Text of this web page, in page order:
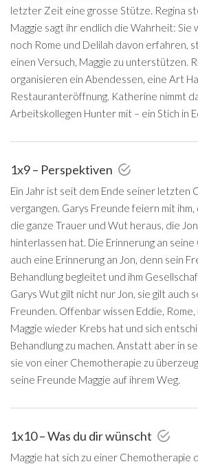
letzter Zeit eine grosse Stütze. Regina
Maggie sagt ihr endlich die Wahrheit: Sie
noch Rome und Delilah davon erfahren,
einen Versuch, Maggie zu unterstützen.
organisieren ein Abendessen, eine Art
Restauranteröffnung. Katherine nimmt
Arbeitskollegen Hunter mit – ein Stich in
1x9 – Perspektiven
Ein Jahr ist seit dem Ende seiner letzten
vergangen. Garys Freunde feiern mit ihm,
die ganze Trauer und Wut heraus, die
hinterlassen hat. Die Erinnerung an
auch eine Erinnerung an Jon, denn sein
Behandlung begleitet und ihm
Garys Wut gilt nicht nur Jon, sie gilt auch
Freunden. Offenbar wissen Eddie, Rome,
Maggie wieder Krebs hat und sich
Behandlung zu machen. Anstatt aber in
sie von einer Chemotherapie zu
seine Freunde Maggie auf ihrem Weg.
1x10 – Was du dir wünscht
Maggie hat sich zu einer Chemotherapie